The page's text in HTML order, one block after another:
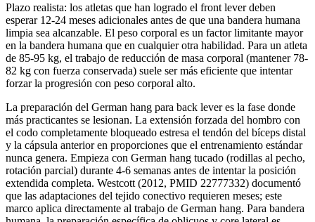
Plazo realista: los atletas que han logrado el front lever deben
esperar 12-24 meses adicionales antes de que una bandera humana
limpia sea alcanzable. El peso corporal es un factor limitante mayor
en la bandera humana que en cualquier otra habilidad. Para un atleta
de 85-95 kg, el trabajo de reducción de masa corporal (mantener 78-
82 kg con fuerza conservada) suele ser más eficiente que intentar
forzar la progresión con peso corporal alto.
La preparación del German hang para back lever es la fase donde
más practicantes se lesionan. La extensión forzada del hombro con
el codo completamente bloqueado estresa el tendón del bíceps distal
y la cápsula anterior en proporciones que el entrenamiento estándar
nunca genera. Empieza con German hang tucado (rodillas al pecho,
rotación parcial) durante 4-6 semanas antes de intentar la posición
extendida completa. Westcott (2012, PMID 22777332) documentó
que las adaptaciones del tejido conectivo requieren meses; este
marco aplica directamente al trabajo de German hang. Para bandera